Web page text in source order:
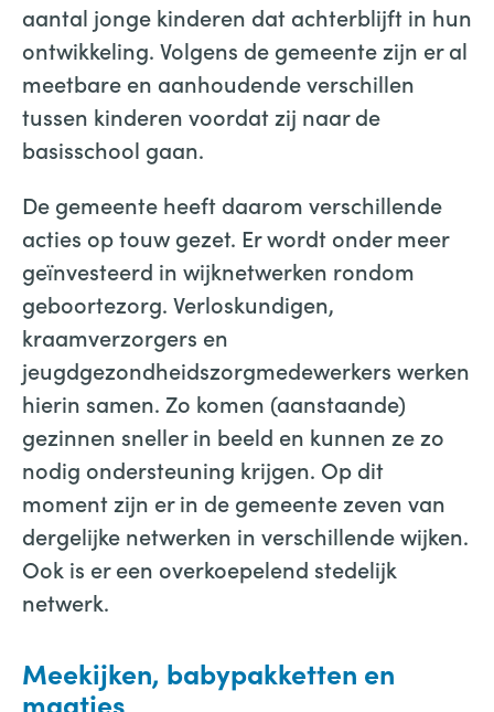
aantal jonge kinderen dat achterblijft in hun
ontwikkeling. Volgens de gemeente zijn er al
meetbare en aanhoudende verschillen
tussen kinderen voordat zij naar de
basisschool gaan.
De gemeente heeft daarom verschillende
acties op touw gezet. Er wordt onder meer
geïnvesteerd in wijknetwerken rondom
geboortezorg. Verloskundigen,
kraamverzorgers en
jeugdgezondheidszorgmedewerkers werken
hierin samen. Zo komen (aanstaande)
gezinnen sneller in beeld en kunnen ze zo
nodig ondersteuning krijgen. Op dit
moment zijn er in de gemeente zeven van
dergelijke netwerken in verschillende wijken.
Ook is er een overkoepelend stedelijk
netwerk.
Meekijken, babypakketten en
maatjes